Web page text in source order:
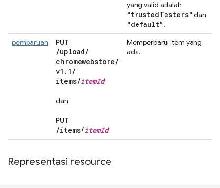
yang valid adalah
"trustedTesters" dan
"default".
pembaruan
PUT
/upload/
chromewebstore/
v1 . 1 /
items/itemId
dan
PUT
/items/itemId
Memperbarui item yang
ada.
Representasi resource